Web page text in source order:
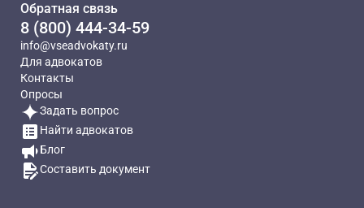
Обратная связь
8 (800) 444-34-59
info@vseadvokaty.ru
Для адвокатов
Контакты
Опросы
Задать вопрос
Найти адвокатов
Блог
Составить документ